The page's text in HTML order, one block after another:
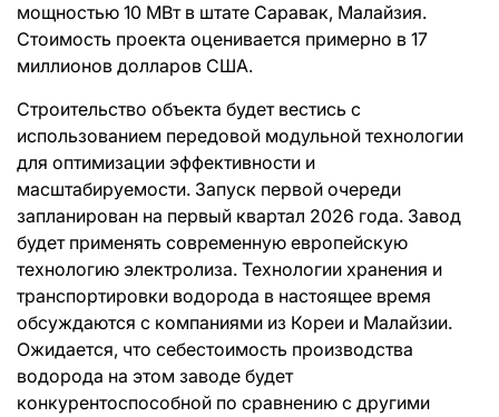
мощностью 10 МВт в штате Саравак, Малайзия.
Стоимость проекта оценивается примерно в 17
миллионов долларов США.
Строительство объекта будет вестись с
использованием передовой модульной технологии
для оптимизации эффективности и
масштабируемости. Запуск первой очереди
запланирован на первый квартал 2026 года. Завод
будет применять современную европейскую
технологию электролиза. Технологии хранения и
транспортировки водорода в настоящее время
обсуждаются с компаниями из Кореи и Малайзии.
Ожидается, что себестоимость производства
водорода на этом заводе будет
конкурентоспособной по сравнению с другими